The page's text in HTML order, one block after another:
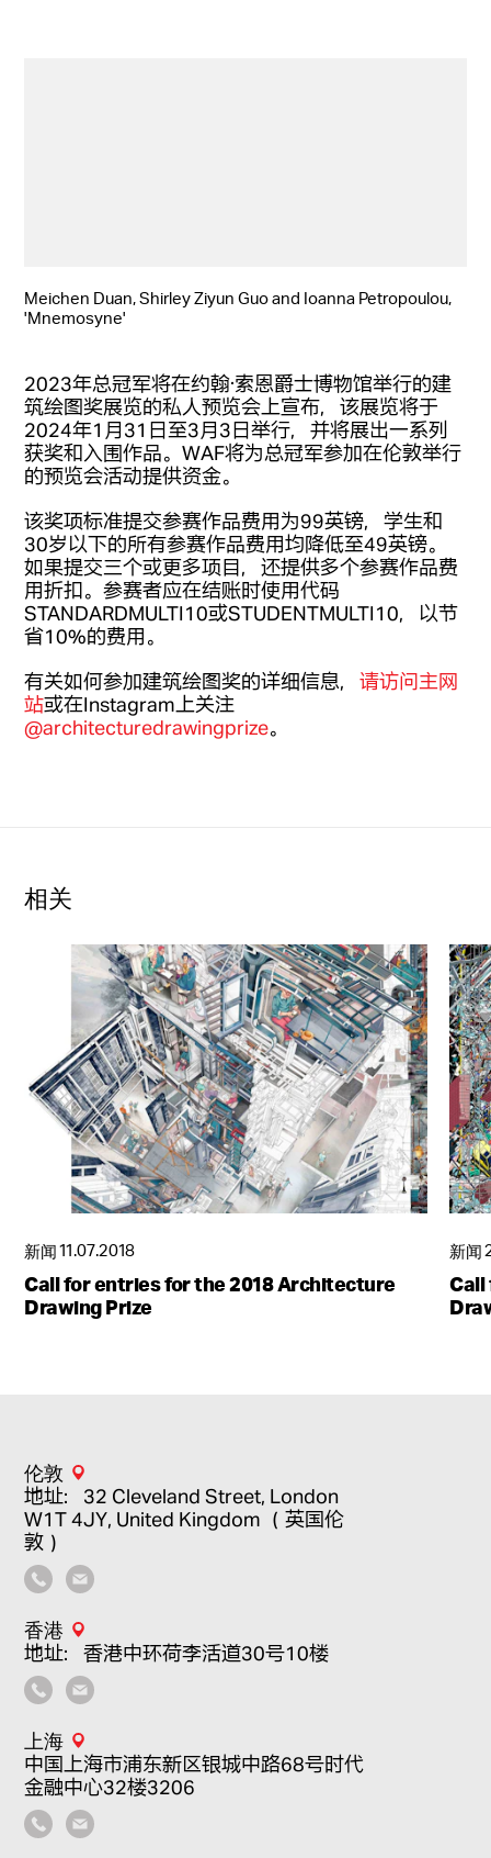
Meichen Duan, Shirley Ziyun Guo and Ioanna Petropoulou,
'Mnemosyne'
2023年总冠军将在约翰·索恩爵士博物馆举行的建
筑绘图奖展览的私人预览会上宣布，该展览将于
2024年1月31日至3月3日举行，并将展出一系列
获奖和入围作品。WAF将为总冠军参加在伦敦举行
的预览会活动提供资金。
该奖项标准提交参赛作品费用为99英镑，学生和
30岁以下的所有参赛作品费用均降低至49英镑。
如果提交三个或更多项目，还提供多个参赛作品费
用折扣。参赛者应在结账时使用代码
STANDARDMULTI10或STUDENTMULTI10，以节
省10%的费用。
有关如何参加建筑绘图奖的详细信息，请访问主网
站或在Instagram上关注
@architecturedrawingprize。
相关
新闻11.07.2018
Call for entries for the 2018 Architecture
Drawing Prize
新闻
Call
伦敦
地址：32 Cleveland Street, London
W1T 4JY, United Kingdom （英国伦
敦）
香港
地址：香港中环荷李活道30号10楼
上海
中国上海市浦东新区银城中路68号时代
金融中心32楼3206